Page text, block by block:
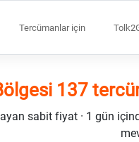
Tercümanlar için
137
sabit fiyat · 1 gün